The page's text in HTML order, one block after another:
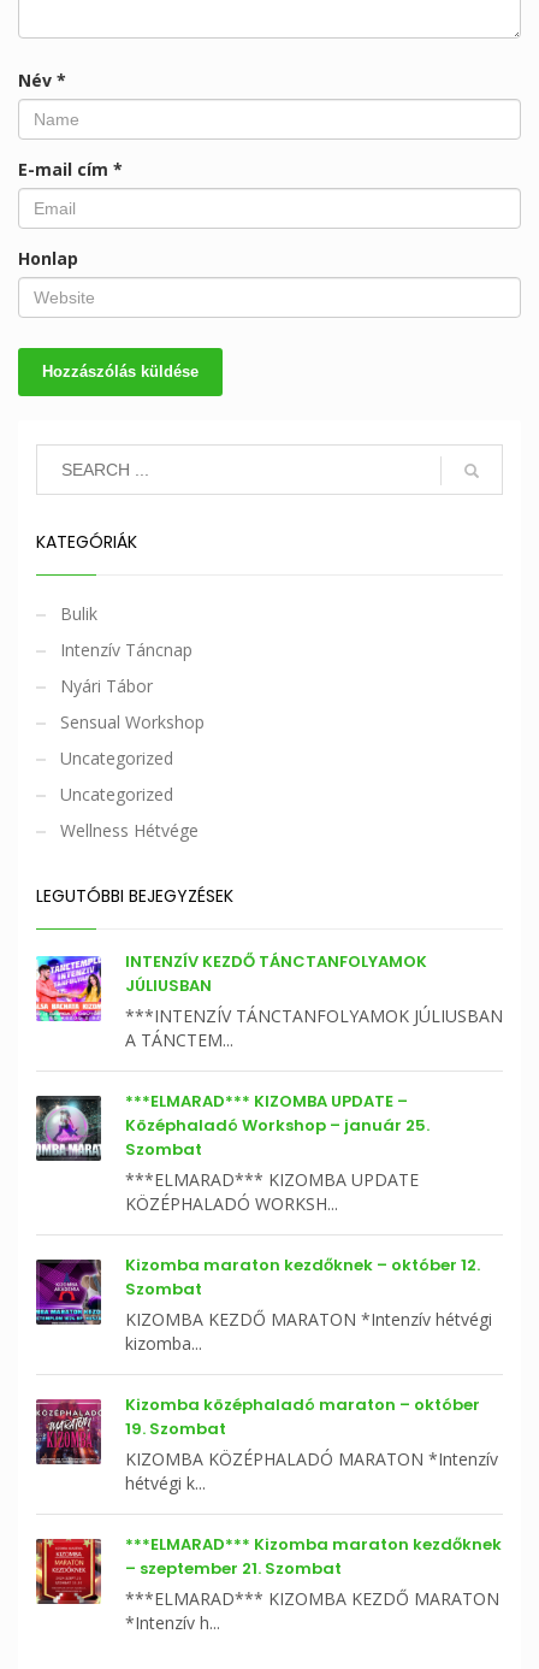
Név *
E-mail cím *
Honlap
KATEGÓRIÁK
Bulik
Intenzív Táncnap
Nyári Tábor
Sensual Workshop
Uncategorized
Uncategorized
Wellness Hétvége
LEGUTÓBBI BEJEGYZÉSEK
INTENZÍV KEZDŐ TÁNCTANFOLYAMOK
JÚLIUSBAN
***INTENZÍV TÁNCTANFOLYAMOK JÚLIUSBAN
A TÁNCTEM...
***ELMARAD*** KIZOMBA UPDATE –
Középhaladó Workshop – január 25.
Szombat
***ELMARAD*** KIZOMBA UPDATE
KÖZÉPHALADÓ WORKSH...
Kizomba maraton kezdőknek – október 12.
Szombat
KIZOMBA KEZDŐ MARATON *Intenzív hétvégi
kizomba...
Kizomba középhaladó maraton – október
19. Szombat
KIZOMBA KÖZÉPHALADÓ MARATON *Intenzív
hétvégi k...
***ELMARAD*** Kizomba maraton kezdőknek
– szeptember 21. Szombat
***ELMARAD*** KIZOMBA KEZDŐ MARATON
*Intenzív h...